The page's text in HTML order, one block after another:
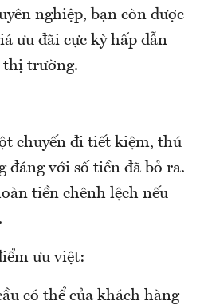
nghiệp, bạn còn được
ưu đãi cực kỳ hấp dẫn
thị trường.
chuyến đi tiết kiệm, thú
đáng với số tiền đã bỏ ra.
tiền chênh lệch nếu
ưu việt:
có thể của khách hàng